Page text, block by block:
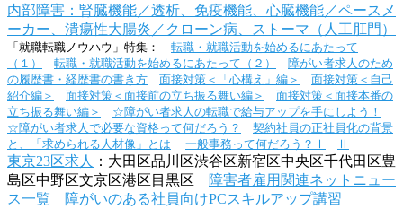
内部障害：腎臓機能／透析、免疫機能、心臓機能／ペースメ
ーカー、潰瘍性大腸炎／クローン病、ストーマ（人工肛門）
「就職転職ノウハウ」特集： 転職・就職活動を始めるにあたって
（１）
転職・就職活動を始めるにあたって（２）
障がい者求人のため
の履歴書・経歴書の書き方
面接対策＜「心構え」編＞
面接対策＜自己
紹介編＞
面接対策＜面接前の立ち振る舞い編＞
面接対策＜面接本番の
立ち振る舞い編＞
☆障がい者求人の転職で給与アップを手にしよう！
☆障がい者求人で必要な資格って何だろう？
契約社員の正社員化の背景
と、「求められる人材像」とは
一般事務って何だろう？Ⅰ Ⅱ
東京23区求人
：大田区品川区渋谷区新宿区中央区千代田区豊
島区中野区文京区港区目黒区 障害者雇用関連ネットニュー
ス一覧
障がいのある社員向けPCスキルアップ講習